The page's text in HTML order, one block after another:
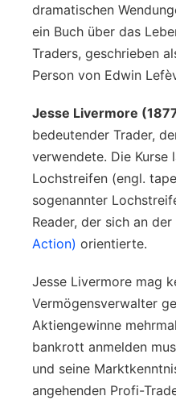
dramatischen
ein Buch über das
Traders, geschrieben
Person von Edwin
Jesse Livermore
bedeutender Trader,
verwendete. Die Kurse
Lochstreifen (engl.
sogenannter
Reader, der sich an
Action) orientierte.
Jesse Livermore mag
Vermögensverwalter
Aktiengewinne
bankrott anmelden
und seine
angehenden Profi-